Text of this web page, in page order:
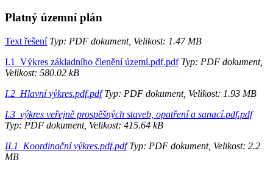
Platný územní plán
Text řešeníTyp: PDF dokument, Velikost: 1.47 MB
I.1_Výkres základního členění území.pdf.pdfTyp: PDF dokument,
Velikost: 580.02 kB
I.2_Hlavní výkres.pdf.pdfTyp: PDF dokument, Velikost: 1.93 MB
I.3_výkres veřejně prospěšných staveb, opatření a sanací.pdf.pdf
Typ: PDF dokument, Velikost: 415.64 kB
II.1_Koordinační výkres.pdf.pdfTyp: PDF dokument, Velikost: 2.2
MB